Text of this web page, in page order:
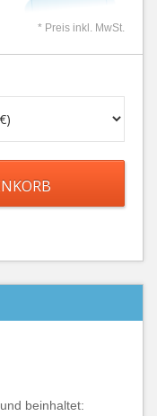
* Preis inkl. MwSt.
und beinhaltet: